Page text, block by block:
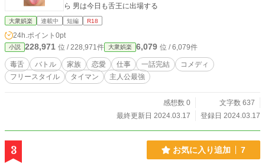
ら 男は今日も舌王に出場する
大衆娯楽 連載中 短編 R18
24h.ポイント 0pt
小説 228,971 位 / 228,971件 大衆娯楽 6,079 位 / 6,079件
毒舌 バトル 家族 恋愛 仕事 一話完結
コメディ
フリースタイル
タイマン 主人公最強
感想数 0
文字数 637
最終更新日 2024.03.17
登録日 2024.03.17
3 お気に入り追加 7